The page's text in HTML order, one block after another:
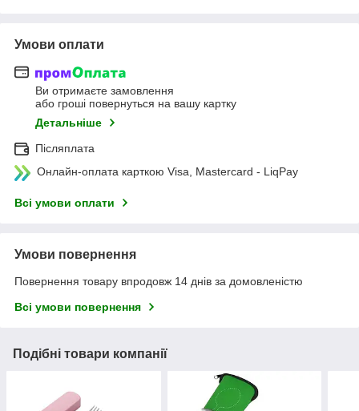
Умови оплати
Ви отримаєте замовлення
або гроші повернуться на вашу картку
Детальніше
Післяплата
Онлайн-оплата карткою Visa, Mastercard - LiqPay
Всі умови оплати
Умови повернення
Повернення товару впродовж 14 днів за домовленістю
Всі умови повернення
Подібні товари компанії